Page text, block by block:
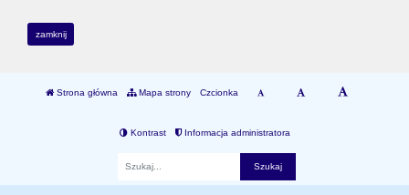
zamknij
Strona główna Mapa strony Czcionka
Kontrast Informacja administratora